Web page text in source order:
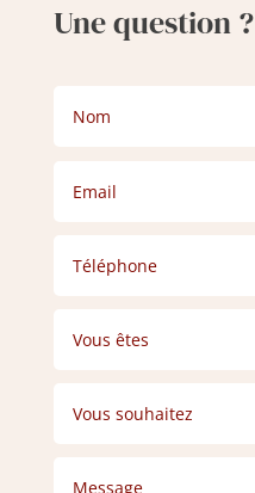
Une question ?